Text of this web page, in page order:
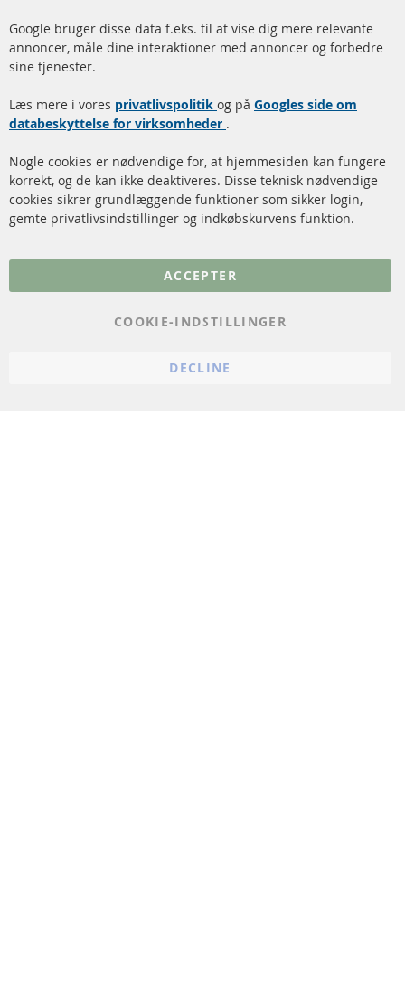
Hurtige links
Dieselpartikelfilter (DPF)
rengøring
Katalysator (KAT)
Sensorer
FAQ
Kundeservice
Betalingsmetoder
Kontakt
Google bruger disse data f.eks. til at vise dig mere relevante
annoncer, måle dine interaktioner med annoncer og forbedre
sine tjenester.
Læs mere i vores privatlivspolitik og på Googles side om
databeskyttelse for virksomheder .
Nogle cookies er nødvendige for, at hjemmesiden kan fungere
korrekt, og de kan ikke deaktiveres. Disse teknisk nødvendige
cookies sikrer grundlæggende funktioner som sikker login,
gemte privatlivsindstillinger og indkøbskurvens funktion.
ACCEPTER
COOKIE-INDSTILLINGER
DECLINE